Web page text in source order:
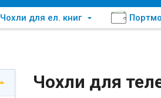
Чохли для ел. книг
Чохли для